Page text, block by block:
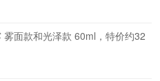
雾面款和光泽款 60ml，特价约32